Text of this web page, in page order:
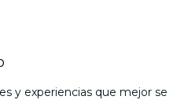
y experiencias que mejor se